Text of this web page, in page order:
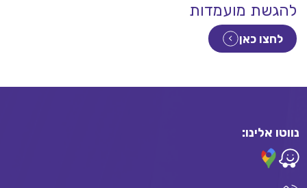
להגשת מועמדות
לחצו כאן
נווטו אלינו: